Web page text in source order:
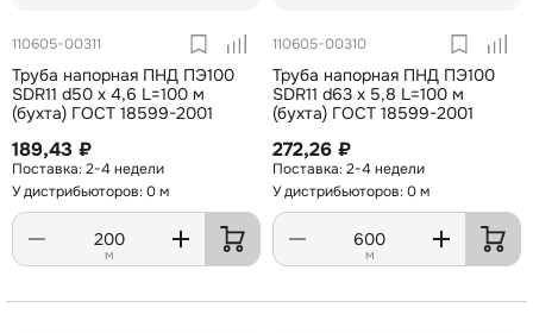
110605-00311
Труба напорная ПНД ПЭ100
SDR11 d50 х 4,6 L=100 м
(бухта) ГОСТ 18599-2001
189,43 ₽
2-4 недели
У дистрибьюторов: 0 м
м
110605-00310
Труба напорная ПНД ПЭ100
SDR11 d63 х 5,8 L=100 м
(бухта) ГОСТ 18599-2001
272,26 ₽
2-4 недели
У дистрибьюторов: 0 м
м